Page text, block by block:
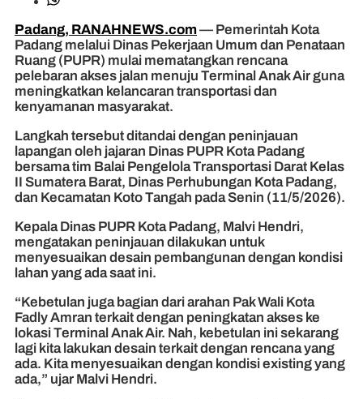
Padang, RANAHNEWS.com— Pemerintah Kota
Padang melalui Dinas Pekerjaan Umum dan Penataan
Ruang (PUPR) mulai mematangkan rencana
pelebaran akses jalan menuju Terminal Anak Air guna
meningkatkan kelancaran transportasi dan
kenyamanan masyarakat.
Langkah tersebut ditandai dengan peninjauan
lapangan oleh jajaran Dinas PUPR Kota Padang
bersama tim Balai Pengelola Transportasi Darat Kelas
II Sumatera Barat, Dinas Perhubungan Kota Padang,
dan Kecamatan Koto Tangah pada Senin (11/5/2026).
Kepala Dinas PUPR Kota Padang, Malvi Hendri,
mengatakan peninjauan dilakukan untuk
menyesuaikan desain pembangunan dengan kondisi
lahan yang ada saat ini.
“Kebetulan juga bagian dari arahan Pak Wali Kota
Fadly Amran terkait dengan peningkatan akses ke
lokasi Terminal Anak Air. Nah, kebetulan ini sekarang
lagi kita lakukan desain terkait dengan rencana yang
ada. Kita menyesuaikan dengan kondisi existing yang
ada,” ujar Malvi Hendri.